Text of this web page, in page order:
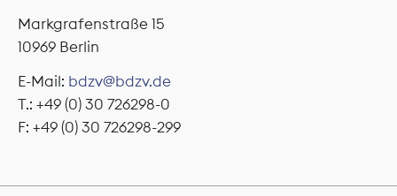
Markgrafenstraße 15
10969 Berlin
E-Mail: bdzv@bdzv.de
T.: +49 (0) 30 726298-0
F: +49 (0) 30 726298-299